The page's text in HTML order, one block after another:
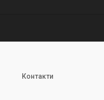
Контакти